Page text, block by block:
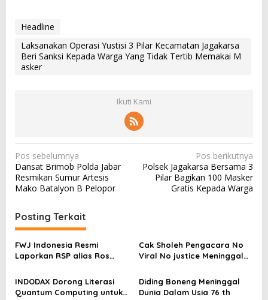
Headline
Laksanakan Operasi Yustisi 3 Pilar Kecamatan Jagakarsa
Beri Sanksi Kepada Warga Yang Tidak Tertib Memakai M
asker
Ikuti Kami
N
a
v
g
a
s
p
Pos sebelumnya
Dansat Brimob Polda Jabar
Resmikan Sumur Artesis
Mako Batalyon B Pelopor
Pos berikutnya
Polsek Jagakarsa Bersama 3
Pilar Bagikan 100 Masker
Gratis Kepada Warga
Posting Terkait
FWJ Indonesia Resmi
Laporkan RSP alias Ros
Cak Sholeh Pengacara No
Viral No justice Meninggal
INDODAX Dorong Literasi
Quantum Computing untuk
Diding Boneng Meninggal
Dunia Dalam Usia 76 th